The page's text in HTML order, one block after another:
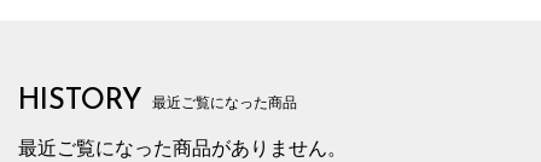
HISTORY 最近ご覧になった商品
最近ご覧になった商品がありません。